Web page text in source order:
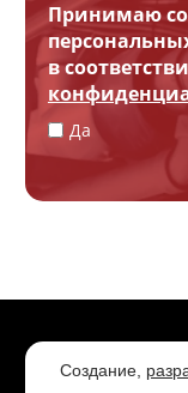
Принимаю
в
Да
Создание,